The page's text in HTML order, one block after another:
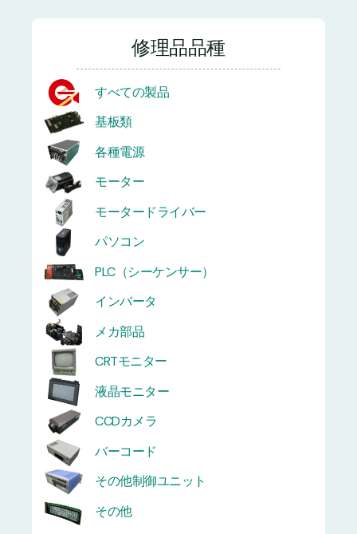
修理品品種
すべての製品
基板類
各種電源
モーター
モータードライバー
パソコン
PLC（シーケンサー）
インバータ
メカ部品
CRTモニター
液晶モニター
CCDカメラ
バーコード
その他制御ユニット
その他